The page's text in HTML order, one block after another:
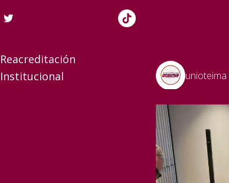
Reacreditación
Institucional
unioteima